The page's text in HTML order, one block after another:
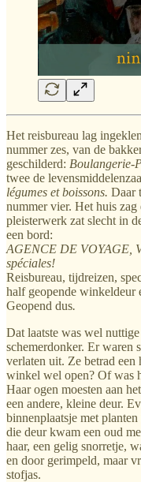
Het reisbureau lag
nummer zes, van de
geschilderd: Boulangerie-
twee de
légumes et boissons. Daar
nummer vier. Het huis
pleisterwerk zat slecht in
een bord:
AGENCE DE VOYAGE,
spéciales!
Reisbureau, tijdreizen,
half geopende winkeldeur
Geopend dus.
Dat laatste was wel
schemerdonker. Er waren
verlaten uit. Ze betrad een
winkel wel open? Of was
Haar ogen moesten aan
een andere, kleine deur.
binnenplaatsje met
die deur kwam een oud
haar, een gelig snorretje,
en door gerimpeld, maar
stofjas.